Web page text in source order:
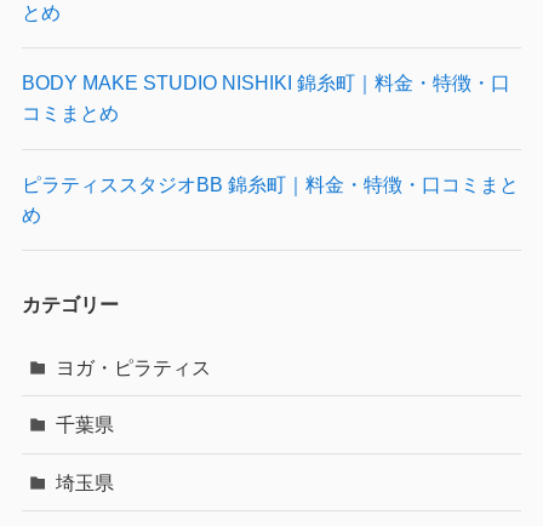
とめ
BODY MAKE STUDIO NISHIKI 錦糸町｜料金・特徴・口
コミまとめ
ピラティススタジオBB 錦糸町｜料金・特徴・口コミまと
め
カテゴリー
ヨガ・ピラティス
千葉県
埼玉県